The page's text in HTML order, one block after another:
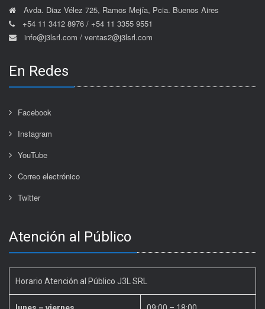
Avda. Diaz Vélez 725, Ramos Mejía, Pcia. Buenos Aires
+54 11 3412 8976 / +54 11 3355 9551
info@j3lsrl.com / ventas2@j3lsrl.com
En Redes
Facebook
Instagram
YouTube
Correo electrónico
Twitter
Atención al Público
Horario Atención al Público J3L SRL